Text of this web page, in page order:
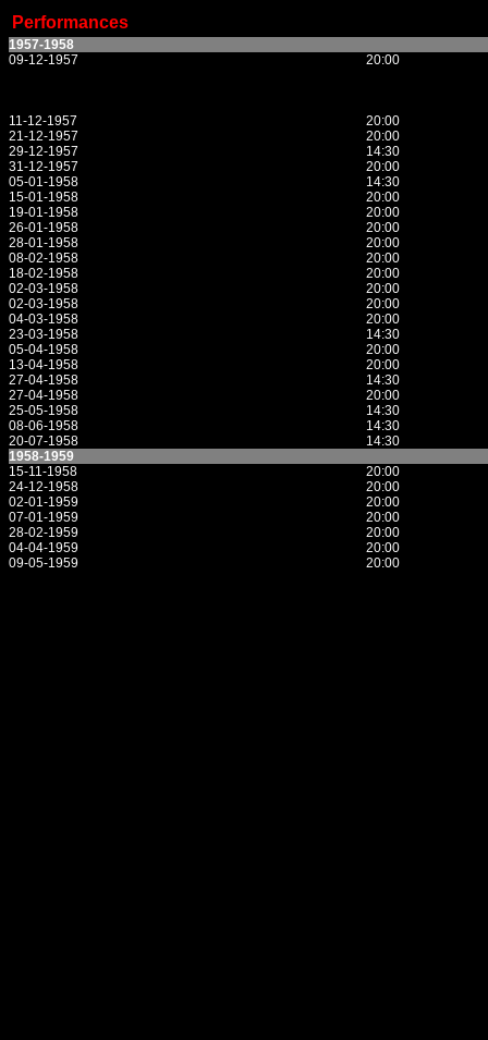
Performances
1957-1958
09-12-1957
20:00
11-12-1957
20:00
21-12-1957
20:00
29-12-1957
14:30
31-12-1957
20:00
05-01-1958
14:30
15-01-1958
20:00
19-01-1958
20:00
26-01-1958
20:00
28-01-1958
20:00
08-02-1958
20:00
18-02-1958
20:00
02-03-1958
20:00
02-03-1958
20:00
04-03-1958
20:00
23-03-1958
14:30
05-04-1958
20:00
13-04-1958
20:00
27-04-1958
14:30
27-04-1958
20:00
25-05-1958
14:30
08-06-1958
14:30
20-07-1958
14:30
1958-1959
15-11-1958
20:00
24-12-1958
20:00
02-01-1959
20:00
07-01-1959
20:00
28-02-1959
20:00
04-04-1959
20:00
09-05-1959
20:00